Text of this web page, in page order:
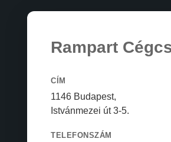
Rampart
CÍM
1146 Budapest,
Istvánmezei út 3-5.
TELEFONSZÁM